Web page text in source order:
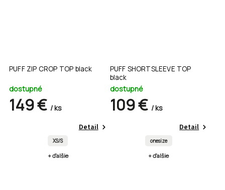
PUFF ZIP CROP TOP black
dostupné
149 € / ks
Detail
XS/S
+ ďalšie
PUFF SHORTSLEEVE TOP
black
dostupné
109 € / ks
Detail
onesize
+ ďalšie